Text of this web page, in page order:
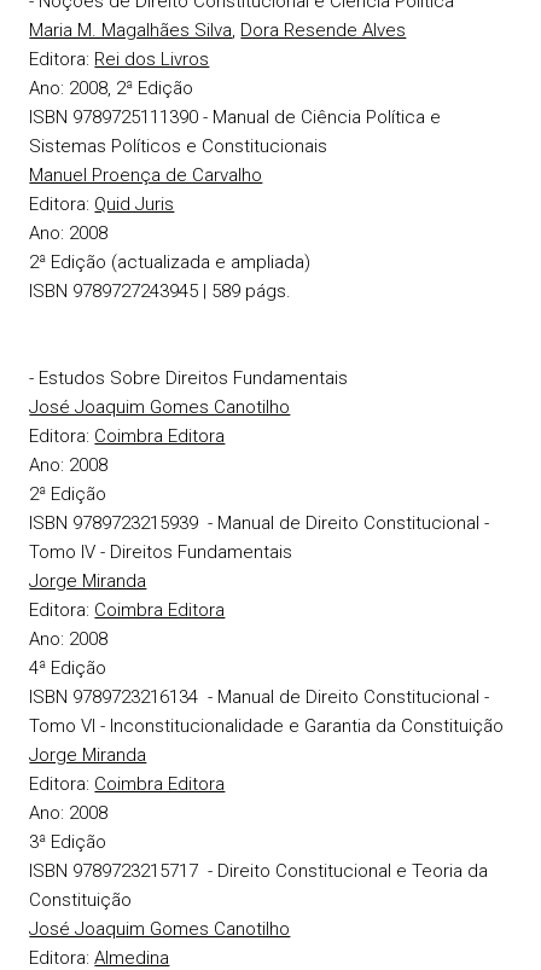
Maria M. Magalhães Silva, Dora Resende Alves
Editora: Rei dos Livros
Ano: 2008, 2ª Edição
ISBN 9789725111390 - Manual de Ciência Política e
Sistemas Políticos e Constitucionais
Manuel Proença de Carvalho
Editora: Quid Juris
Ano: 2008
2ª Edição (actualizada e ampliada)
ISBN 9789727243945 | 589 págs.
- Estudos Sobre Direitos Fundamentais
José Joaquim Gomes Canotilho
Editora: Coimbra Editora
Ano: 2008
2ª Edição
ISBN 9789723215939 - Manual de Direito Constitucional -
Tomo IV - Direitos Fundamentais
Jorge Miranda
Editora: Coimbra Editora
Ano: 2008
4ª Edição
ISBN 9789723216134 - Manual de Direito Constitucional -
Tomo VI - Inconstitucionalidade e Garantia da Constituição
Jorge Miranda
Editora: Coimbra Editora
Ano: 2008
3ª Edição
ISBN 9789723215717 - Direito Constitucional e Teoria da
Constituição
José Joaquim Gomes Canotilho
Editora:Almedina